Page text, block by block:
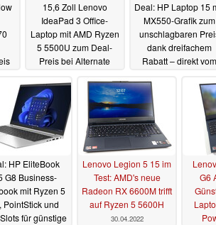
15,6 Zoll Lenovo
IdeaPad 3 Office-
Laptop mit AMD Ryzen
5 5500U zum Deal-
Preis bei Alternate
Deal: HP Laptop 15
MX550-Grafik zum
unschlagbaren
dank dreifachem
Rabatt – direkt vom
HP EliteBook
G8 Business-
mit Ryzen 5
PointStick und
für günstige
Lenovo Legion 5 15 im
Test: AMD's neue
Radeon RX 6600M trifft
auf Ryzen 5 5600H
30.04.2022
G6